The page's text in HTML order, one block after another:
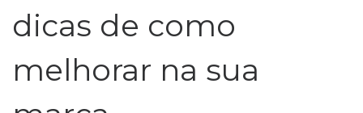
dicas de como
melhorar na sua